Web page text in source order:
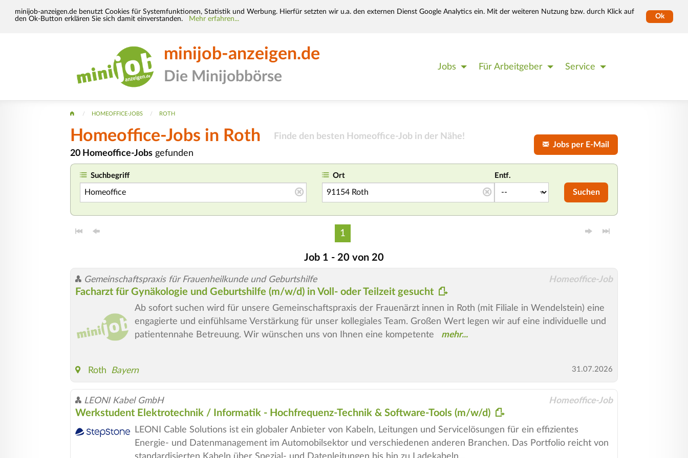
minijob-anzeigen.de benutzt Cookies für Systemfunktionen, Statistik und Werbung. Hierfür setzten wir u.a. den externen Dienst Google Analytics ein. Mit der weiteren Nutzung bzw. durch Klick auf
den Ok-Button erklären Sie sich damit einverstanden.
Mehr erfahren... Ok
minijob-anzeigen.de
Die Minijobbörse
Jobs Für Arbeitgeber Service
HOMEOFFICE-JOBS ROTH
Homeoffice-Jobs in Roth Finde den besten Homeoffice-Job in der Nähe!
20 Homeoffice-Jobs gefunden
Jobs per E-Mail
Suchbegriff Ort Entf.
Suchen
1
Job 1 - 20 von 20
Gemeinschaftspraxis für Frauenheilkunde und Geburtshilfe Homeoffice-Job
Facharzt für Gynäkologie und Geburtshilfe (m/w/d) in Voll- oder Teilzeit gesucht
Ab sofort suchen wird für unsere Gemeinschaftspraxis der Frauenärzt innen in Roth (mit Filiale in Wendelstein) eine
engagierte und einfühlsame Verstärkung für unser kollegiales Team. Großen Wert legen wir auf eine individuelle und
patientennahe Betreuung. Wir wünschen uns von Ihnen eine kompetente
Roth Bayern 31.07.2026
LEONI Kabel GmbH Homeoffice-Job
Werkstudent Elektrotechnik / Informatik - Hochfrequenz-Technik & Software-Tools (m/w/d)
LEONI Cable Solutions ist ein globaler Anbieter von Kabeln, Leitungen und Servicelösungen für ein effizientes
Energie- und Datenmanagement im Automobilsektor und verschiedenen anderen Branchen. Das Portfolio reicht von
standardisierten Kabeln über Spezial- und Datenleitungen bis hin zu Ladekabeln...